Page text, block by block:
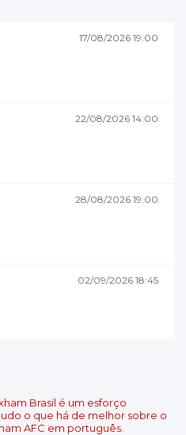
17/08/2026 19:00
22/08/2026 14:00
28/08/2026 19:00
02/09/2026 18:45
Brasil é um esforço
o que há de melhor sobre o
AFC em português.